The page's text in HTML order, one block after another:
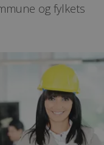
og fylkets